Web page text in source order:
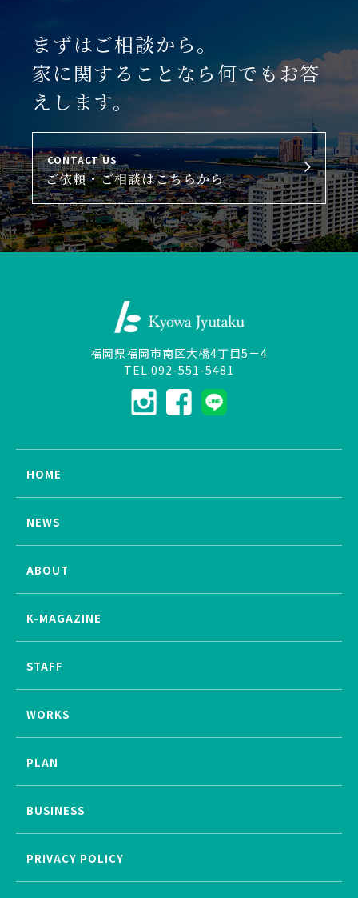
まずはご相談から。
家に関することなら何でもお答
えします。
CONTACT US
ご依頼・ご相談はこちらから
福岡県福岡市南区大橋4丁目5－4
TEL.092-551-5481
HOME
NEWS
ABOUT
K-MAGAZINE
STAFF
WORKS
PLAN
BUSINESS
PRIVACY POLICY